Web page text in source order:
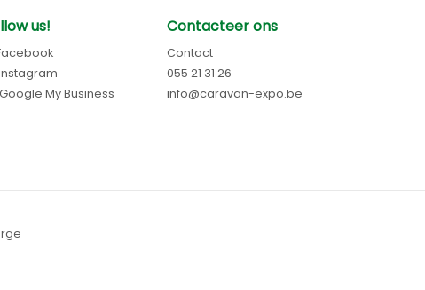
us!
Google My Business
Contacteer ons
Contact
055 21 31 26
info@caravan-expo.be